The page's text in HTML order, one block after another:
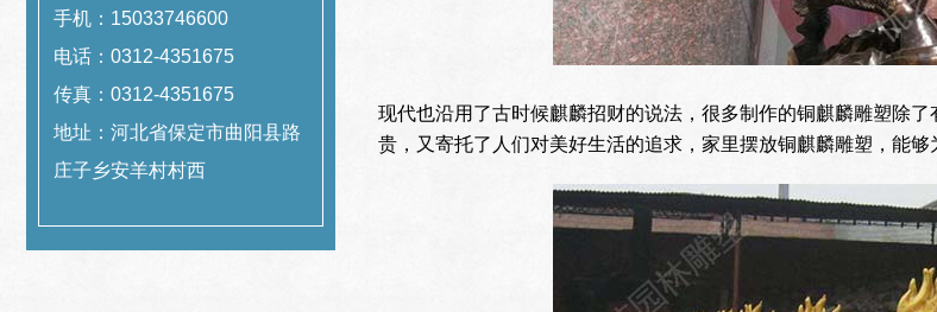
手机：15033746600
电话：0312-4351675
传真：0312-4351675
地址：河北省保定市曲阳县路
庄子乡安羊村村西
现代也沿用了古时候麒麟招财的说法，很多制作的铜麒麟雕塑除
贵，又寄托了人们对美好生活的追求，家里摆放铜麒麟雕塑，能够